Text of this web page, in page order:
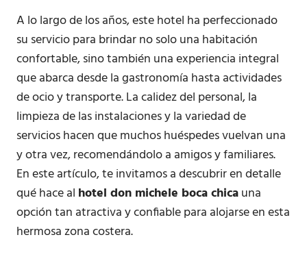
A lo largo de los años, este hotel ha perfeccionado
su servicio para brindar no solo una habitación
confortable, sino también una experiencia integral
que abarca desde la gastronomía hasta actividades
de ocio y transporte. La calidez del personal, la
limpieza de las instalaciones y la variedad de
servicios hacen que muchos huéspedes vuelvan una
y otra vez, recomendándolo a amigos y familiares.
En este artículo, te invitamos a descubrir en detalle
qué hace al hotel don michele boca chicauna
opción tan atractiva y confiable para alojarse en esta
hermosa zona costera.